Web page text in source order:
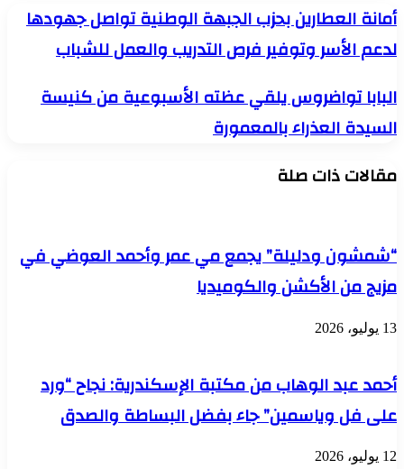
أمانة
العطارين
بحزب
الجبهة
تواصل
لدعم
وتوفير
فرص
أمانة العطارين بحزب الجبهة الوطنية تواصل جهودها
لدعم الأسر وتوفير فرص التدريب والعمل للشباب
البابا
تواضروس
يلقي
عظته
من
بالمعمورة
البابا تواضروس يلقي عظته الأسبوعية من كنيسة
السيدة العذراء بالمعمورة
مقالات ذات صلة
“شمشون ودليلة” يجمع مي عمر وأحمد العوضي في
مزيج من الأكشن والكوميديا
13 يوليو، 2026
أحمد عبد الوهاب من مكتبة الإسكندرية: نجاح “ورد
على فل وياسمين” جاء بفضل البساطة والصدق
12 يوليو، 2026